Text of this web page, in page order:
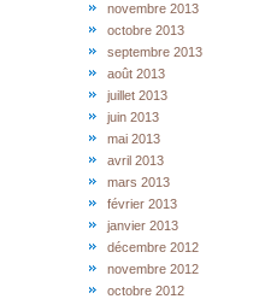
novembre 2013
octobre 2013
septembre 2013
août 2013
juillet 2013
juin 2013
mai 2013
avril 2013
mars 2013
février 2013
janvier 2013
décembre 2012
novembre 2012
octobre 2012